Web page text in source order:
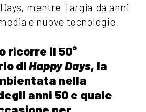
mentre Targia da anni
e nuove tecnologie.
ricorre il 50°
diHappy Days, la
nella
anni 50 e quale
per